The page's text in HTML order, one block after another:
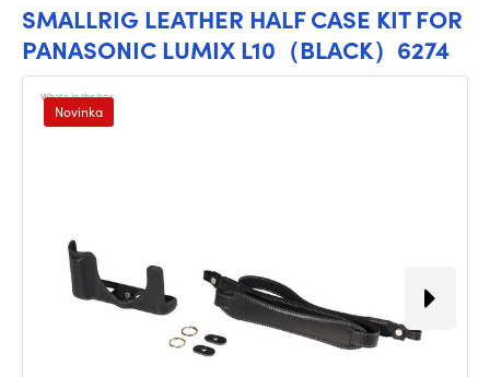
SMALLRIG LEATHER HALF CASE KIT FOR
PANASONIC LUMIX L10（BLACK）6274
Novinka